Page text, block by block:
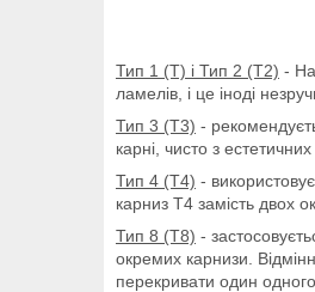
Тип 1 (Т) і Тип 2 (Т2) -
ламелів, і це іноді
Тип 3 (Т3) -
карні, чисто з
Тип 4 (Т4) -
карниз Т4 замість двох
Тип 8 (Т8) -
окремих карнизи.
перекривати один